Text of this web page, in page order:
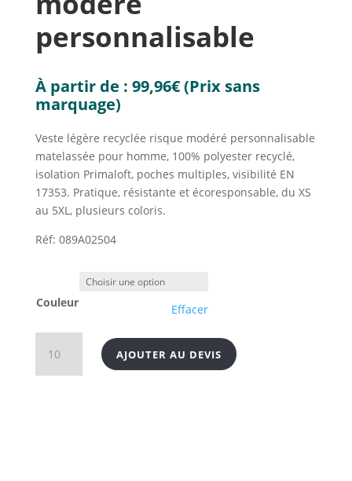
personnalisable
À partir de : 99,96€(Prix sans
marquage)
Veste légère recyclée risque modéré personnalisable
matelassée pour homme, 100% polyester recyclé,
isolation Primaloft, poches multiples, visibilité EN
17353. Pratique, résistante et écoresponsable, du XS
au 5XL, plusieurs coloris.
Réf: 089A02504
Couleur Effacer
Veste
AJOUTER AU DEVIS